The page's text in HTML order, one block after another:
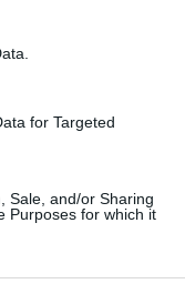
for Targeted
Sale, and/or Sharing
Purposes for which it
localizada
económico e
atrair novos
de
do território”.